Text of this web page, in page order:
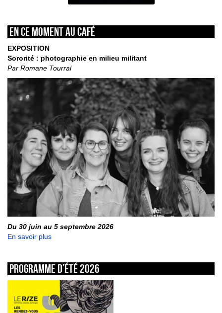
En ce moment au café
EXPOSITION
Sororité : photographie en milieu militant
Par Romane Tourral
Du 30 juin au 5 septembre 2026
En savoir plus
Programme d’été 2026